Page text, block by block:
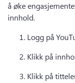
å øke
innhold.
Logg på
Klikk på
Klikk på